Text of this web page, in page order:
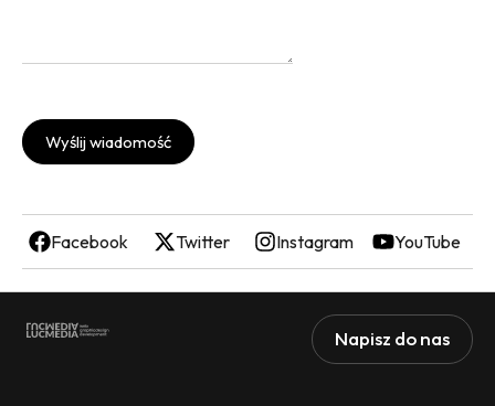
Wyślij wiadomość
Facebook Twitter Instagram YouTube
Napisz do nas